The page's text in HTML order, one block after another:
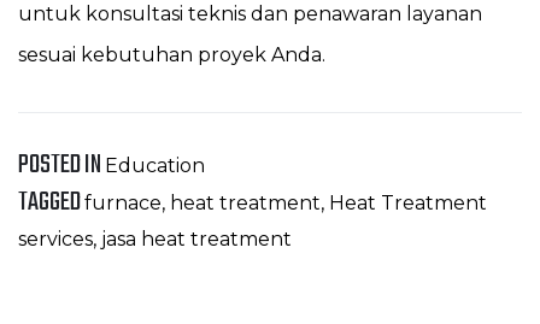
untuk konsultasi teknis dan penawaran layanan
sesuai kebutuhan proyek Anda.
POSTED IN Education
TAGGEDfurnace, heat treatment, Heat Treatment
services, jasa heat treatment